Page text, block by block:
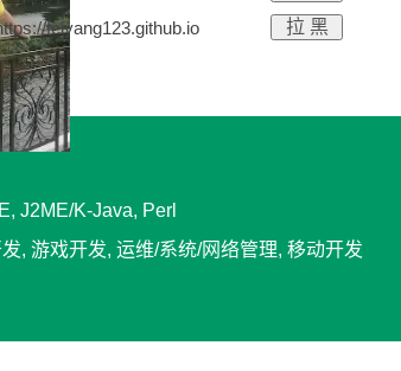
feiyang123.github.io
拉 黑
J2ME/K-Java, Perl
, 游戏开发, 运维/系统/网络管理, 移动开发